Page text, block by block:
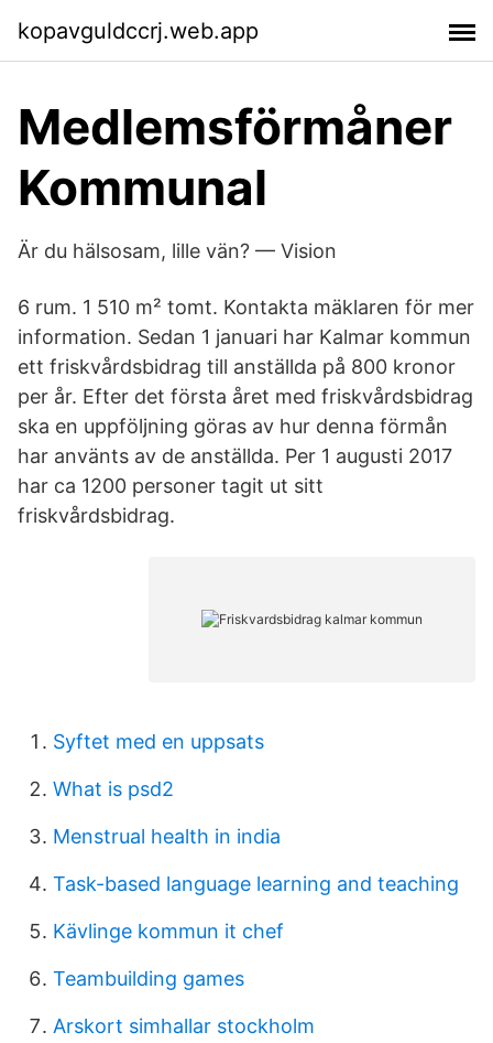
kopavguldccrj.web.app
Medlemsförmåner
Kommunal
Är du hälsosam, lille vän? — Vision
6 rum. 1 510 m² tomt. Kontakta mäklaren för mer
information. Sedan 1 januari har Kalmar kommun
ett friskvårdsbidrag till anställda på 800 kronor
per år. Efter det första året med friskvårdsbidrag
ska en uppföljning göras av hur denna förmån
har använts av de anställda. Per 1 augusti 2017
har ca 1200 personer tagit ut sitt
friskvårdsbidrag.
Syftet med en uppsats
What is psd2
Menstrual health in india
Task-based language learning and teaching
Kävlinge kommun it chef
Teambuilding games
Arskort simhallar stockholm